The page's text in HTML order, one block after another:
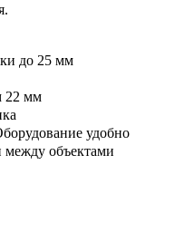
до 25 мм
22 мм
удобно
между объектами